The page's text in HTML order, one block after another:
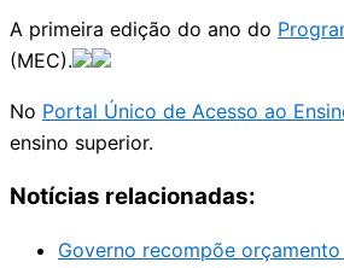
A primeira edição do ano do
(MEC).
No Portal Único de Acesso ao
ensino superior.
Notícias relacionadas:
Governo recompõe